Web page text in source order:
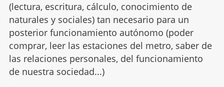
(lectura, escritura, cálculo, conocimiento de
naturales y sociales) tan necesario para un
posterior funcionamiento autónomo (poder
comprar, leer las estaciones del metro, saber de
las relaciones personales, del funcionamiento
de nuestra sociedad...)